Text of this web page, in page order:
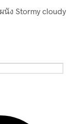
ง Stormy cloudy